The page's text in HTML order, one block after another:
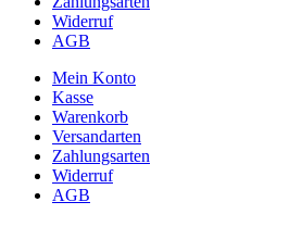
Widerruf
AGB
Mein Konto
Kasse
Warenkorb
Versandarten
Zahlungsarten
Widerruf
AGB